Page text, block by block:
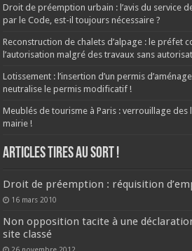
Droit de préemption urbain : l’avis du service
par le Code, est-il toujours nécessaire ?
Reconstruction de chalets d’alpage : le préfet
l’autorisation malgré des travaux sans
Lotissement : l’insertion d’un permis
neutralise le permis modificatif !
Meublés de tourisme à Paris : verrouillage
mairie !
ARTICLES TIRES AU SORT !
Droit de préemption : réquisition
16 mars 2010
Non opposition tacite à une
site classé
26 novembre 2012